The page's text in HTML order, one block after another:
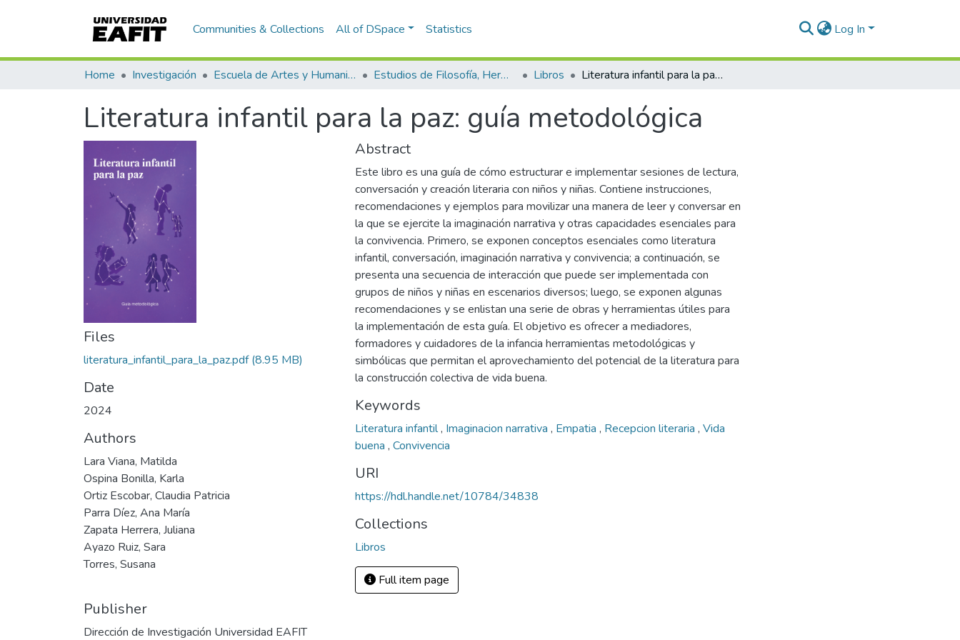
Communities & Collections All of DSpace Statistics Log In
Home Investigación Escuela de Artes y Humanidades Estudios de Filosofía, Hermenéutica y Narrativas Libros Literatura infantil para la paz: guía metodológica
Literatura infantil para la paz: guía metodológica
Files
literatura_infantil_para_la_paz.pdf(8.95 MB)
Date
2024
Authors
Lara Viana, Matilda
Ospina Bonilla, Karla
Ortiz Escobar, Claudia Patricia
Parra Díez, Ana María
Zapata Herrera, Juliana
Ayazo Ruiz, Sara
Torres, Susana
Publisher
Dirección de Investigación Universidad EAFIT
Abstract
Este libro es una guía de cómo estructurar e implementar sesiones de lectura,
conversación y creación literaria con niños y niñas. Contiene instrucciones,
recomendaciones y ejemplos para movilizar una manera de leer y conversar en
la que se ejercite la imaginación narrativa y otras capacidades esenciales para
la convivencia. Primero, se exponen conceptos esenciales como literatura
infantil, conversación, imaginación narrativa y convivencia; a continuación, se
presenta una secuencia de interacción que puede ser implementada con
grupos de niños y niñas en escenarios diversos; luego, se exponen algunas
recomendaciones y se enlistan una serie de obras y herramientas útiles para
la implementación de esta guía. El objetivo es ofrecer a mediadores,
formadores y cuidadores de la infancia herramientas metodológicas y
simbólicas que permitan el aprovechamiento del potencial de la literatura para
la construcción colectiva de vida buena.
Keywords
Literatura infantil, Imaginacion narrativa , Empatia , Recepcion literaria , Vida
buena , Convivencia
URI
https://hdl.handle.net/10784/34838
Collections
Libros
Full item page